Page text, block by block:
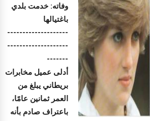
وفاته: خدمت بلدي
باغتيالها
--------------------
--------------------
-------
أدلى عميل مخابرات
بريطاني يبلغ من
العمر ثمانين عامًا،
باعتراف صادم بأنه